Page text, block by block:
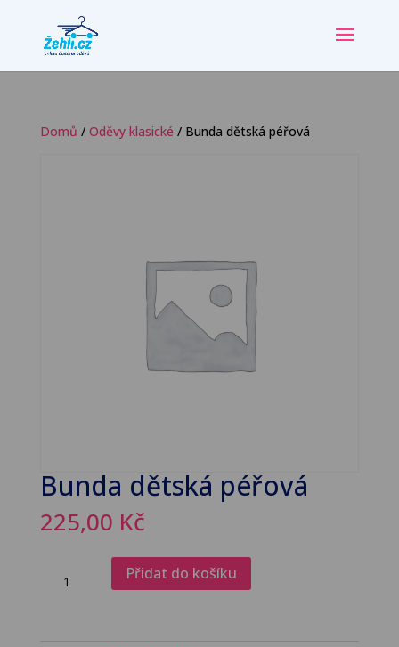
Domů / Oděvy klasické / Bunda dětská péřová
Bunda dětská péřová
225,00 Kč
dětská
Přidat do košíku